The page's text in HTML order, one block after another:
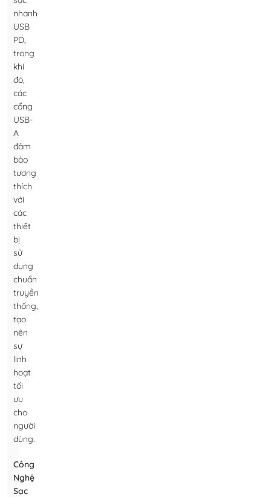
nhanh
USB
PD,
trong
khi
đó,
các
cổng
USB-
A
đảm
bảo
tương
thích
với
các
thiết
bị
sử
dụng
chuẩn
truyền
thống,
tạo
nên
sự
linh
hoạt
tối
ưu
cho
người
dùng.
Công
Nghệ
Sạc